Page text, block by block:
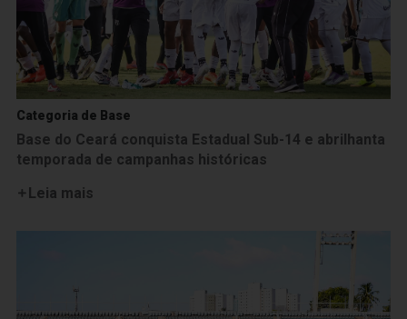
Categoria de Base
Base do Ceará conquista Estadual Sub-14 e abrilhanta
temporada de campanhas históricas
Leia mais